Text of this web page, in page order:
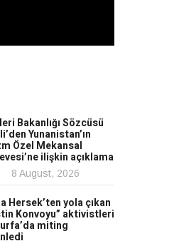
Bakanlığı Sözcüsü
Yunanistan’ın
Özel Mekansal
ilişkin açıklama
8 August, 2026
Hersek’ten yola çıkan
Konvoyu” aktivistleri
miting